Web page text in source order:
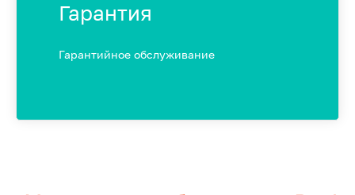
Гарантия
Гарантийное обслуживание